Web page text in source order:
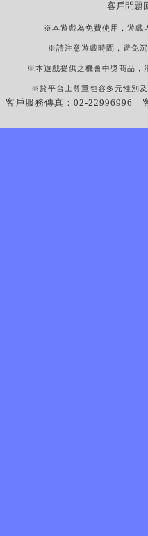
客戶問題
※本遊戲為免費使用，遊戲
※請注意遊戲時間，避免
※本遊戲提供之機會中獎商品，
※於平台上尊重包容多元性別
客戶服務傳真：02-22996996